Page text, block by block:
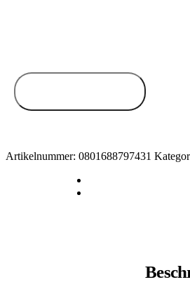
Artikelnummer: 0801688797431